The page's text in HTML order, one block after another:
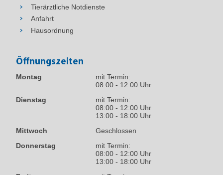
Tierärztliche Notdienste
Anfahrt
Hausordnung
Öffnungszeiten
Montag
mit Termin:
08:00 - 12:00 Uhr
Dienstag
mit Termin:
08:00 - 12:00 Uhr
13:00 - 18:00 Uhr
Mittwoch
Geschlossen
Donnerstag
mit Termin:
08:00 - 12:00 Uhr
13:00 - 18:00 Uhr